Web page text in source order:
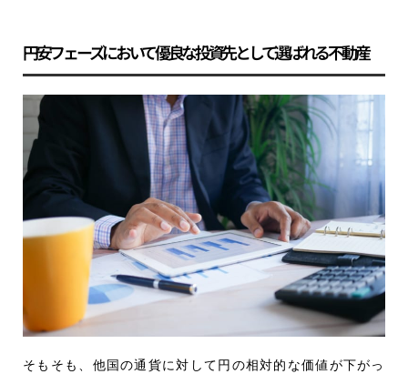
円安フェーズにおいて優良な投資先として選ばれる不動産
そもそも、他国の通貨に対して円の相対的な価値が下がっ